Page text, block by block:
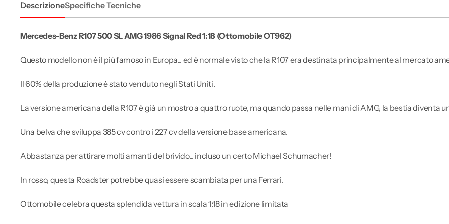
DescrizioneSpecifiche Tecniche
Mercedes-Benz R107 500 SL AMG 1986 Signal Red 1:18 (Ottomobile OT962)
Questo modello non è il più famoso in Europa... ed è normale visto che la R107 era destinata principalmente al mercato
Il 60% della produzione è stato venduto negli Stati Uniti.
La versione americana della R107 è già un mostro a quattro ruote, ma quando passa nelle mani di AMG, la bestia diventa
Una belva che sviluppa 385 cv contro i 227 cv della versione base americana.
Abbastanza per attirare molti amanti del brivido... incluso un certo Michael Schumacher!
In rosso, questa Roadster potrebbe quasi essere scambiata per una Ferrari.
Ottomobile celebra questa splendida vettura in scala 1:18 in edizione limitata